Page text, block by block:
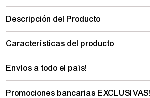
Descripción del Producto
Características del producto
Envíos a todo el país!
Promociones bancarias EXCLUSIVAS!